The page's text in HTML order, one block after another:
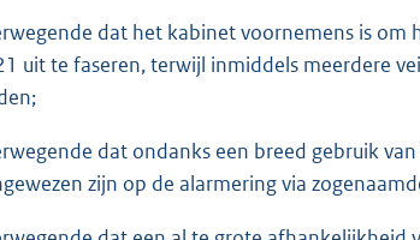
dat het kabinet voornemens is om
uit te faseren, terwijl inmiddels meerdere
dat ondanks een breed gebruik
zijn op de alarmering via